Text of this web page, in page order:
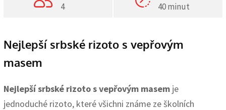
4
40 minut
Nejlepší srbské rizoto s vepřovým
masem
Nejlepší srbské rizoto s vepřovým masem je
jednoduché rizoto, které všichni známe ze školních